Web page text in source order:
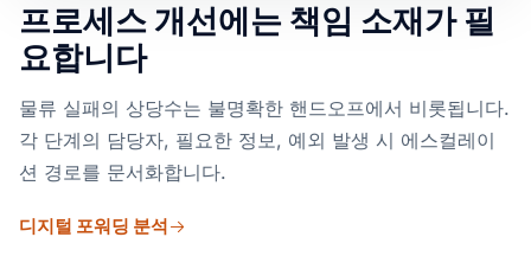
프로세스 개선에는 책임 소재가 필
요합니다
물류 실패의 상당수는 불명확한 핸드오프에서 비롯됩니다.
각 단계의 담당자, 필요한 정보, 예외 발생 시 에스컬레이
션 경로를 문서화합니다.
디지털 포워딩 분석